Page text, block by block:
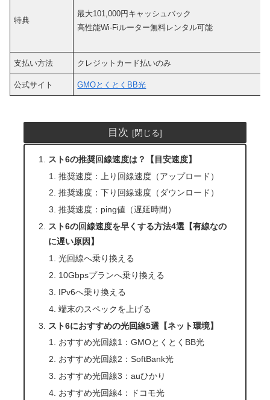
特典
最大101,000円キャッシュバック
高性能Wi-Fiルーター無料レンタル可能
支払い方法 クレジットカード払いのみ
公式サイト GMOとくとくBB光
目次
スト6の推奨回線速度は？【目安速度】
推奨速度：上り回線速度（アップロード）
推奨速度：下り回線速度（ダウンロード）
推奨速度：ping値（遅延時間）
スト6の回線速度を早くする方法4選【有線なの
に遅い原因】
光回線へ乗り換える
10Gbpsプランへ乗り換える
IPv6へ乗り換える
端末のスペックを上げる
スト6におすすめの光回線5選【ネット環境】
おすすめ光回線1：GMOとくとくBB光
おすすめ光回線2：SoftBank光
おすすめ光回線3：auひかり
おすすめ光回線4：ドコモ光